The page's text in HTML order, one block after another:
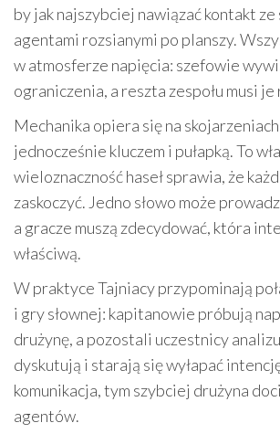
by jak najszybciej nawiązać kontakt ze
agentami rozsianymi po planszy.
w atmosferze napięcia: szefowie
ograniczenia, a reszta zespołu musi
Mechanika opiera się na
jednocześnie kluczem i pułapką. To
wieloznaczność haseł sprawia, że
zaskoczyć. Jedno słowo może
a gracze muszą zdecydować, która
właściwą.
W praktyce Tajniacy przypominają
i gry słownej: kapitanowie próbują
drużynę, a pozostali uczestnicy
dyskutują i starają się wyłapać
komunikacja, tym szybciej drużyna
agentów.